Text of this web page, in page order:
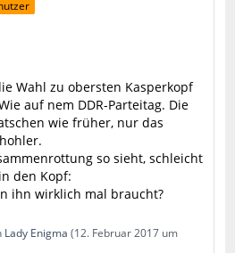
Wahl zu obersten Kasperkopf
auf nem DDR-Parteitag. Die
wie früher, nur das
so sieht, schleicht
den Kopf:
ihn wirklich mal braucht?
Lady Enigma (12. Februar 2017 um